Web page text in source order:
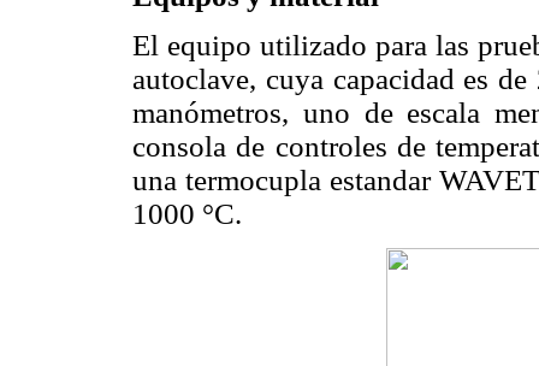
El equipo utilizado para las
autoclave, cuya capacidad es
manómetros, uno de escala
consola de controles de
una termocupla estandar
1000 °C.